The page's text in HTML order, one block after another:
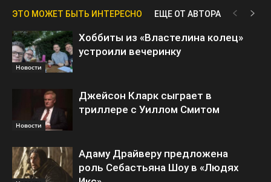
ЭТО МОЖЕТ БЫТЬ ИНТЕРЕСНО ЕЩЕ ОТ АВТОРА
Новости
Хоббиты из «Властелина колец»
устроили вечеринку
Новости
Джейсон Кларк сыграет в
триллере с Уиллом Смитом
Адаму Драйверу предложена
роль Себастьяна Шоу в «Людях